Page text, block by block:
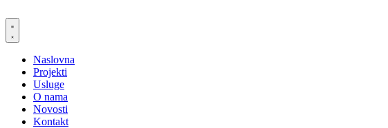
to
content
Naslovna
Projekti
Usluge
O nama
Novosti
Kontakt